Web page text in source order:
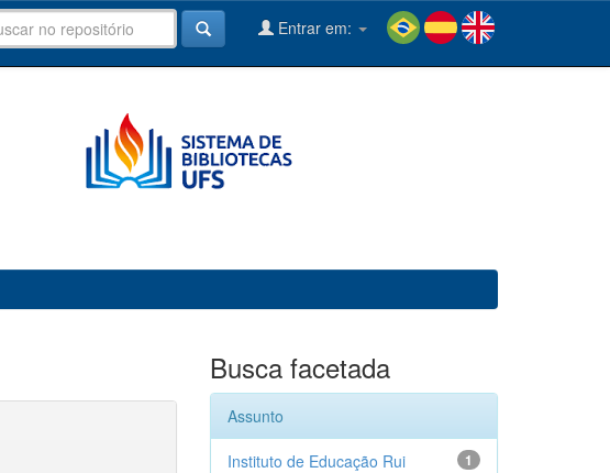
Entrar em:
Busca facetada
Assunto
1
Instituto de Educação Rui